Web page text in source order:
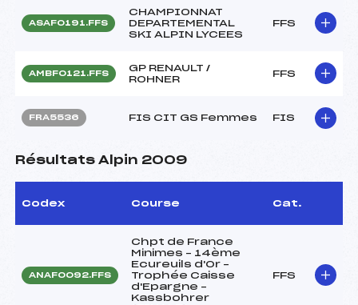
ASAF0191.FFS
CHAMPIONNAT
DEPARTEMENTAL
SKI ALPIN LYCEES
FFS
AMBF0121.FFS
GP RENAULT /
ROHNER
FFS
FRA5536 FIS CIT GS Femmes FIS
Résultats Alpin 2009
Codex Course Cat.
ANAF0092.FFS
Chpt de France
Minimes – 14ème
Ecureuils d'Or –
Trophée Caisse
d'Epargne –
Kassbohrer
FFS